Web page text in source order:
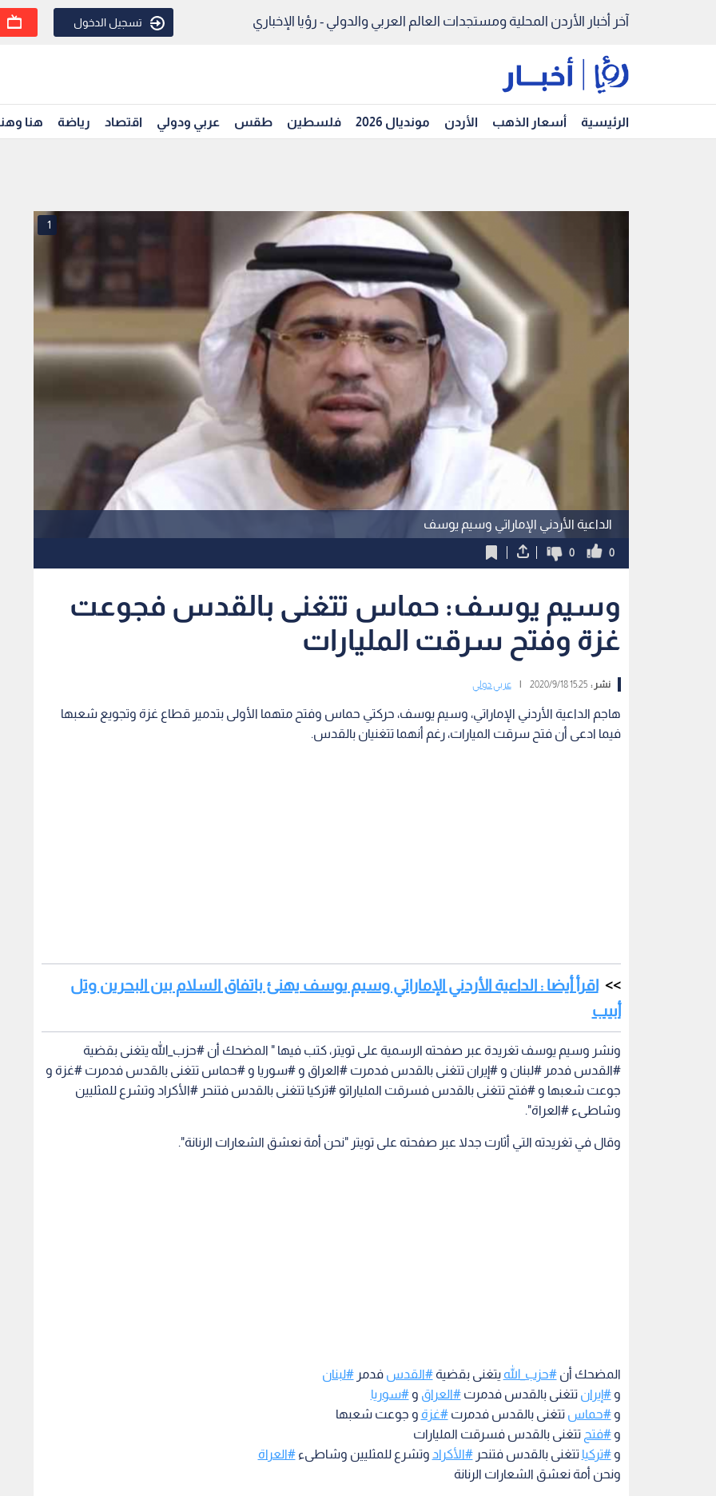
آخر أخبار الأردن المحلية ومستجدات العالم العربي والدولي - رؤيا الإخباري تسجيل الدخول
الرئيسية أسعار الذهب الأردن مونديال 2026 فلسطين طقس عربي ودولي اقتصاد رياضة هنا
الداعية الأردني الإماراتي وسيم يوسف
1
0
0
وسيم يوسف: حماس تتغنى بالقدس فجوعت
غزة وفتح سرقت المليارات
نشر :15:25 2020/9/18 عربي دولي
هاجم الداعية الأردني الإماراتي، وسيم يوسف، حركتي حماس وفتح متهما الأولى بتدمير قطاع غزة وتجويع شعبها
فيما ادعى أن فتح سرقت الميارات، رغم أنهما تتغنيان بالقدس.
اقرأ أيضا : الداعية الأردني الإماراتي وسيم يوسف يهنئ باتفاق السلام بين البحرين وتل
أبيب
ونشر وسيم يوسف تغريدة عبر صفحته الرسمية على تويتر، كتب فيها " المضحك أن #حزب_الله يتغنى بقضية
#القدس فدمر #لبنان و #إيران تتغنى بالقدس فدمرت #العراق و #سوريا و #حماس تتغنى بالقدس فدمرت #غزة و
جوعت شعبها و #فتح تتغنى بالقدس فسرقت الملياراتو #تركيا تتغنى بالقدس فتنحر #الأكراد وتشرع للمثليين
وشاطىء #العراة".
وقال في تغريدته التي أثارت جدلا عبر صفحته على تويتر "نحن أمة نعشق الشعارات الرنانة".
المضحك أن#حزب_الله يتغنى بقضية#القدس فدمر#لبنان
و#إيران تتغنى بالقدس فدمرت#العراق و#سوريا
و#حماس تتغنى بالقدس فدمرت#غزة و جوعت شعبها
و#فتح تتغنى بالقدس فسرقت المليارات
و#تركيا تتغنى بالقدس فتنحر#الأكراد وتشرع للمثليين وشاطىء#العراة
ونحن أمة نعشق الشعارات الرنانة